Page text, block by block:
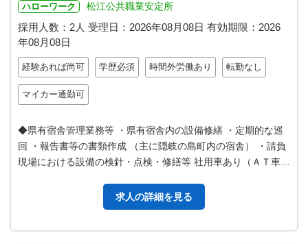
ハローワーク 松江公共職業安定所
採用人数：2人 受理日： 2026年08月08日 有効期限： 2026
年08月08日
経験あれば尚可 学歴必須 時間外労働あり 転勤なし
マイカー通勤可
◆県有宿舎管理業務等 ・県有宿舎内の設備修繕 ・定期的な巡
回 ・報告書等の書類作成 （主に隠岐の島町内の宿舎） ・請負
現場における設備の検針・点検・修繕等 社用車あり（ＡＴ車）
求人の詳細を見る